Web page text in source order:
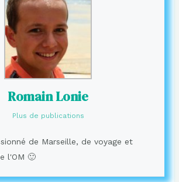
Romain Lonie
Plus de publications
de Marseille, de voyage et
l'OM 🙂